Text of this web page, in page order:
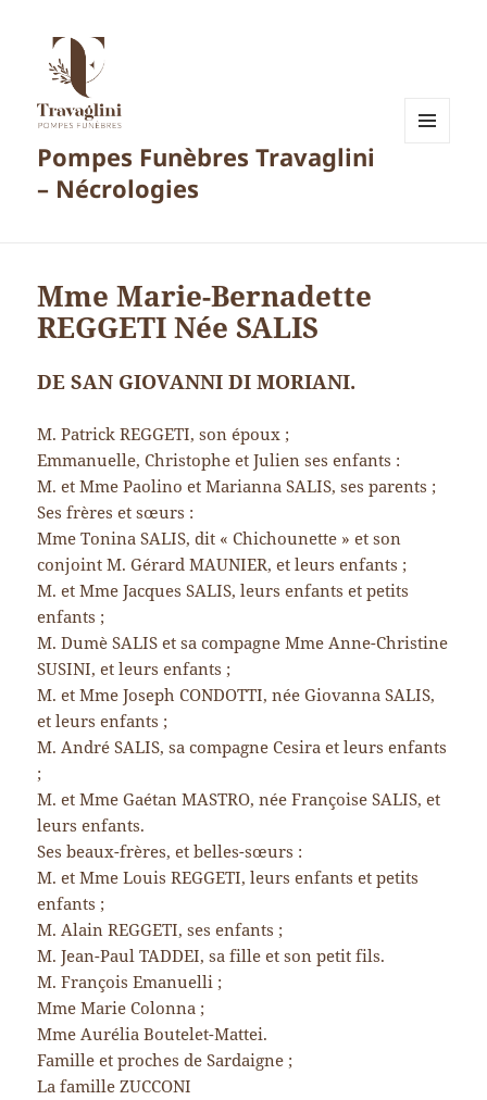
Pompes Funèbres Travaglini
– Nécrologies
Mme Marie-Bernadette
REGGETI Née SALIS
DE SAN GIOVANNI DI MORIANI.
M. Patrick REGGETI, son époux ;
Emmanuelle, Christophe et Julien ses enfants :
M. et Mme Paolino et Marianna SALIS, ses parents ;
Ses frères et sœurs :
Mme Tonina SALIS, dit « Chichounette » et son
conjoint M. Gérard MAUNIER, et leurs enfants ;
M. et Mme Jacques SALIS, leurs enfants et petits
enfants ;
M. Dumè SALIS et sa compagne Mme Anne-Christine
SUSINI, et leurs enfants ;
M. et Mme Joseph CONDOTTI, née Giovanna SALIS,
et leurs enfants ;
M. André SALIS, sa compagne Cesira et leurs enfants
;
M. et Mme Gaétan MASTRO, née Françoise SALIS, et
leurs enfants.
Ses beaux-frères, et belles-sœurs :
M. et Mme Louis REGGETI, leurs enfants et petits
enfants ;
M. Alain REGGETI, ses enfants ;
M. Jean-Paul TADDEI, sa fille et son petit fils.
M. François Emanuelli ;
Mme Marie Colonna ;
Mme Aurélia Boutelet-Mattei.
Famille et proches de Sardaigne ;
La famille ZUCCONI